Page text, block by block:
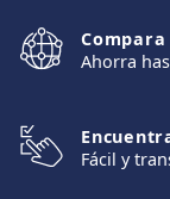
Ahorra
Fácil y